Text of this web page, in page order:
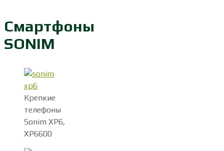
Смартфоны
SONIM
Крепкие
телефоны
Sonim XP6,
XP6600